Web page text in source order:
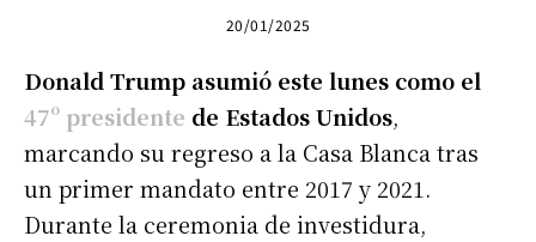
20/01/2025
Donald Trump asumió este lunes como el
47º presidente de Estados Unidos,
marcando su regreso a la Casa Blanca tras
un primer mandato entre 2017 y 2021.
Durante la ceremonia de investidura,